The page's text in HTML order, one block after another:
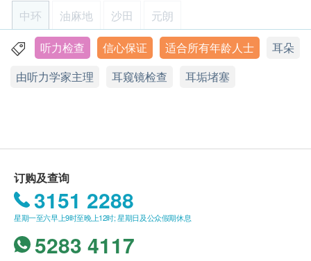
检查包括：
耳窥镜检查利用耳窥镜检查外耳道及耳膜的健康，
探测是否有耳垢堵塞，耳膜破损或外耳道发炎的情
况
中耳鼓室测试有助分辨中耳问题，包括耳膜穿孔和
中耳积水等
听觉反射阀值测试量度中耳内的镫骨肌对大声声音
的收缩反射
客户须于预约当天出示身份证及打印订购确认信确
认身份。
除婴幼儿听力测试外，其余听力测试仅限于18岁或
以上人士。
听觉检查计划有效期为 6 个月，客户必须于 6 个月
进行听力检查后，一般情况下，需大概5个工作天跟
进检查报告， 工作天不包括星期六、日及公众假期。
客户可选择亲身于办公时间内，到中心领取报告；或
经平邮邮寄至登记地址。
中环
油麻地 沙田 元朗
香港中环皇后大道中70号卡佛大厦8楼808室
显示地图
听力检查 信心保证 适合所有年龄人士
耳朵
由听力学家主理
耳窥镜检查 耳垢堵塞
订购及查询
3151 2288
星期一至六早上9时至晚上12时; 星期日及公众假期休息
5283 4117